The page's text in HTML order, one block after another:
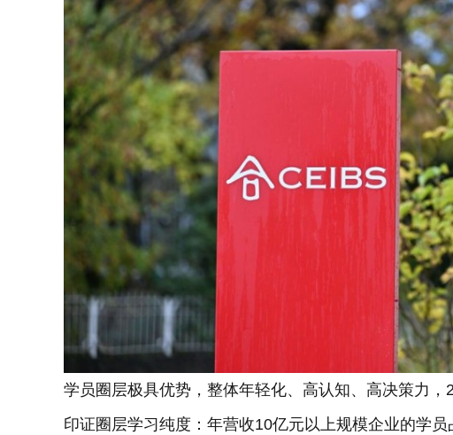
学员圈层极具优势，整体年轻化、高认知、高决策力
印证圈层学习纯度：年营收10亿元以上规模企业的学